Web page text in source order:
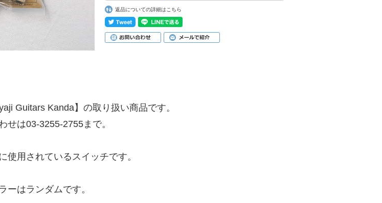
返品についての詳細はこちら
Guitars Kanda】の取り扱い商品です。
せは03-3255-2755まで。
使用されているスイッチです。
はランダムです。